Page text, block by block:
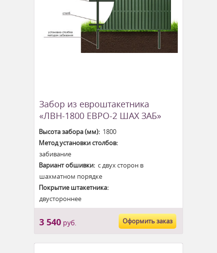
Забор из евроштакетника
«ЛВН-1800 ЕВРО-2 ШАХ ЗАБ»
Высота забора (мм):1800
Метод установки столбов:
забивание
Вариант обшивки:с двух сторон в
шахматном порядке
Покрытие штакетника:
двустороннее
3 540руб. Оформить заказ